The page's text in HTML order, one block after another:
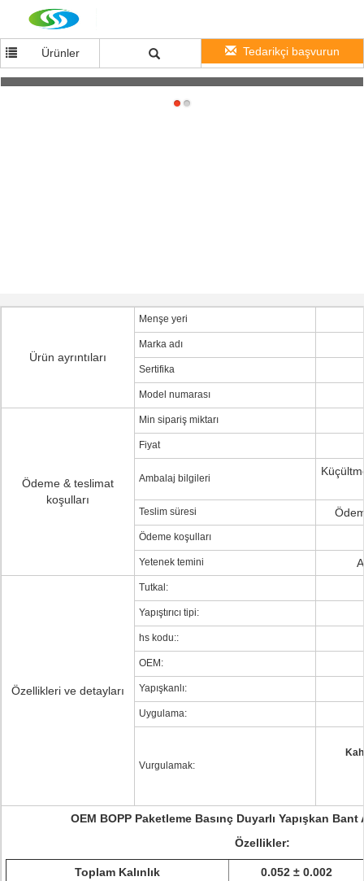
Ürünler Tedarikçi başvurun
OEM BOPP Paketleme Basınç Duyarlı Yapışkan Bant Ambalajlama için
Ürün ayrıntıları
Menşe yeri
Marka adı
Sertifika
Model numarası
Ödeme & teslimat
koşulları
Min sipariş miktarı
Fiyat
Ambalaj bilgileri
Teslim süresi
Ödeme koşulları
Yetenek temini
Özellikleri ve detayları
Tutkal:
Yapıştırıcı tipi:
hs kodu::
OEM:
Yapışkanlı:
Uygulama:
Vurgulamak:
OEM BOPP Paketleme Basınç Duyarlı Yapışkan
Özellikler:
Toplam Kalınlık 0.052 ± 0.002